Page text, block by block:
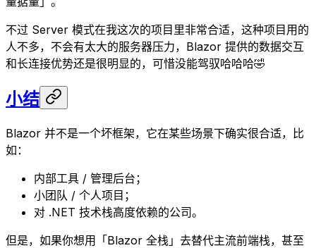
不过 Server 模式在我这次的项目里非常合适，这种项目用的
人不多，不会有太大的服务器压力，Blazor 提供的数据交互
和长连接优势还是很明显的，可惜没能驾驭哈哈哈🤣
小结
Blazor 并不是一个坏框架，它在某些场景下确实很合适，比
如：
内部工具 / 管理后台；
小团队 / 个人项目；
对 .NET 技术栈高度依赖的公司。
但是，如果你想用「Blazor 全栈」去替代主流前端栈，甚至